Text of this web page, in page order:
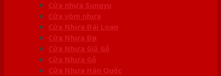
Cửa nhựa Sungyu
Cửa vòm nhựa
Cửa Nhựa Đài Loan
Cửa Nhựa Đẹp
Cửa Nhựa Giả Gỗ
Cửa Nhựa Gỗ
Cửa Nhựa Hàn Quốc